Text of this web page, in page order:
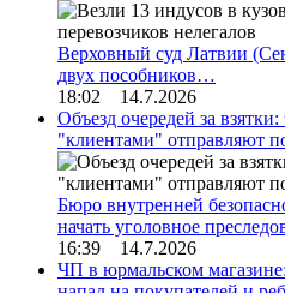
Верховный суд Латвии
двух пособников…
18:02 14.7.2026
Объезд очередей за
"клиентами" отправляют
Бюро внутренней
начать уголовное
16:39 14.7.2026
ЧП в юрмальском